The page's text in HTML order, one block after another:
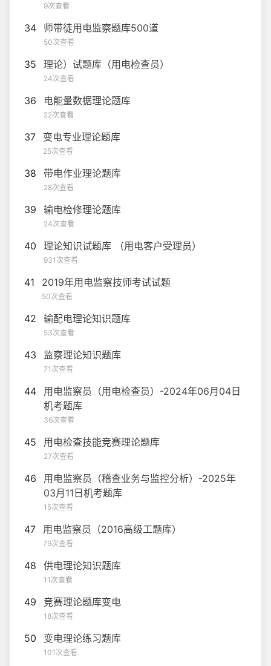
9次查看
34 师带徒用电监察题库500道
50次查看
35 理论）试题库（用电检查员）
24次查看
36 电能量数据理论题库
22次查看
37 变电专业理论题库
25次查看
38 带电作业理论题库
28次查看
39 输电检修理论题库
24次查看
40 理论知识试题库 （用电客户受理员）
931次查看
41 2019年用电监察技师考试试题
50次查看
42 输配电理论知识题库
53次查看
43 监察理论知识题库
71次查看
44
用电监察员（用电检查员）-2024年06月04日
机考题库
36次查看
45 用电检查技能竞赛理论题库
27次查看
46
用电监察员（稽查业务与监控分析）-2025年
03月11日机考题库
15次查看
47 用电监察员（2016高级工题库）
79次查看
48 供电理论知识题库
11次查看
49 竞赛理论题库变电
18次查看
50 变电理论练习题库
101次查看